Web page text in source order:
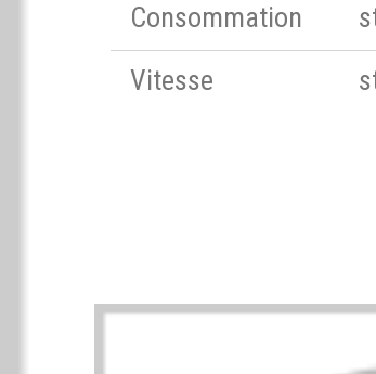
Consommation
Vitesse